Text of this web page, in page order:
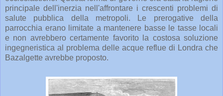
principale dell'inerzia nell'affrontare i crescenti problemi di
salute pubblica della metropoli. Le prerogative della
parrocchia erano limitate a mantenere basse le tasse locali
e non avrebbero certamente favorito la costosa soluzione
ingegneristica al problema delle acque reflue di Londra che
Bazalgette avrebbe proposto.